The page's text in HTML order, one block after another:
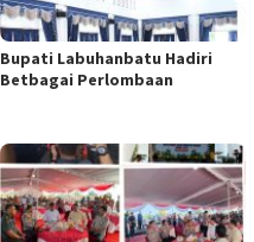
Bupati Labuhanbatu Hadiri
Betbagai Perlombaan